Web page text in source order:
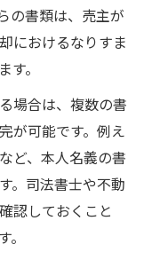
の書類は、売主が
におけるなりすま
。
場合は、複数の書
が可能です。例え
ど、本人名義の書
。司法書士や不動
認しておくこと